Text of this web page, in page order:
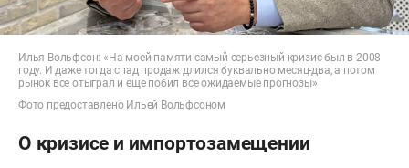
Илья Вольфсон: «На моей памяти самый серьезный кризис был в 2008
году. И даже тогда спад продаж длился буквально месяц-два, а потом
рынок все отыграл и еще побил все ожидаемые прогнозы»
Фото предоставлено Ильей Вольфсоном
О кризисе и импортозамещении